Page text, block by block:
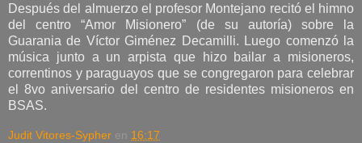
Después del almuerzo el profesor Montejano recitó el himno
del centro “Amor Misionero” (de su autoría) sobre la
Guarania de Víctor Giménez Decamilli. Luego comenzó la
música junto a un arpista que hizo bailar a misioneros,
correntinos y paraguayos que se congregaron para celebrar
el 8vo aniversario del centro de residentes misioneros en
BSAS.
Judit Vitores-Sypher en 16:17